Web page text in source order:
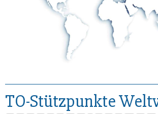
TO-Stützpunkte